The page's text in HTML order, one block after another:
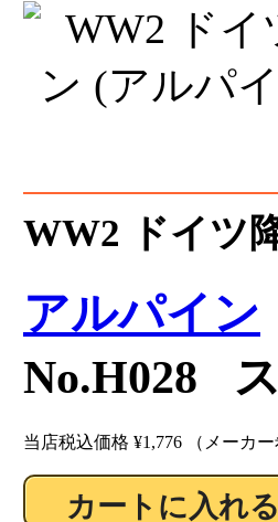
WW2 ドイツ
アルパイン
No.H028
当店税込価格 ¥1,776 （メーカ